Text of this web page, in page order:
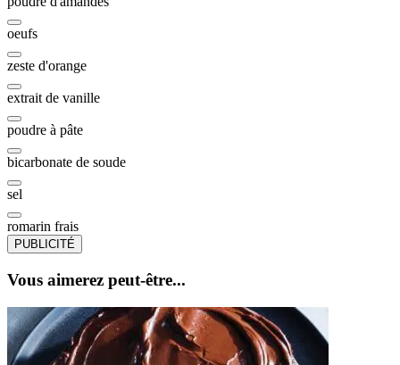
oeufs
zeste d'orange
extrait de vanille
poudre à pâte
bicarbonate de soude
sel
romarin frais
PUBLICITÉ
Vous aimerez peut-être...